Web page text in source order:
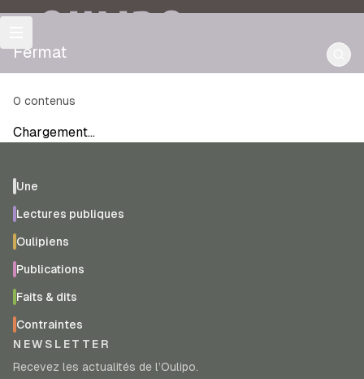
OULIPO
Fermat
0 contenus
Chargement…
Une
Lectures publiques
Oulipiens
Publications
Faits & dits
Contraintes
NEWSLETTER
Recevez les actualités de l’Oulipo.